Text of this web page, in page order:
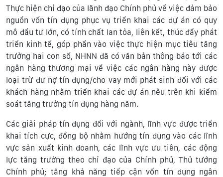
Thực hiện chỉ đạo của lãnh đạo Chính phủ về việc đảm bảo
nguồn vốn tín dụng phục vụ triển khai các dự án có quy
mô đầu tư lớn, có tính chất lan tỏa, liên kết, thúc đẩy phát
triển kinh tế, góp phần vào việc thực hiện mục tiêu tăng
trưởng hai con số, NHNN đã có văn bản thông báo tới các
ngân hàng thương mại về việc các ngân hàng này được
loại trừ dư nợ tín dụng/cho vay mới phát sinh đối với các
khách hàng nhằm triển khai các dự án nêu trên khi kiểm
soát tăng trưởng tín dụng hàng năm.
Các giải pháp tín dụng đối với ngành, lĩnh vực được triển
khai tích cực, đồng bộ nhằm hướng tín dụng vào các lĩnh
vực sản xuất kinh doanh, các lĩnh vực ưu tiên, các động
lực tăng trưởng theo chỉ đạo của Chính phủ, Thủ tướng
Chính phủ; tăng khả năng tiếp cận vốn tín dụng ngân